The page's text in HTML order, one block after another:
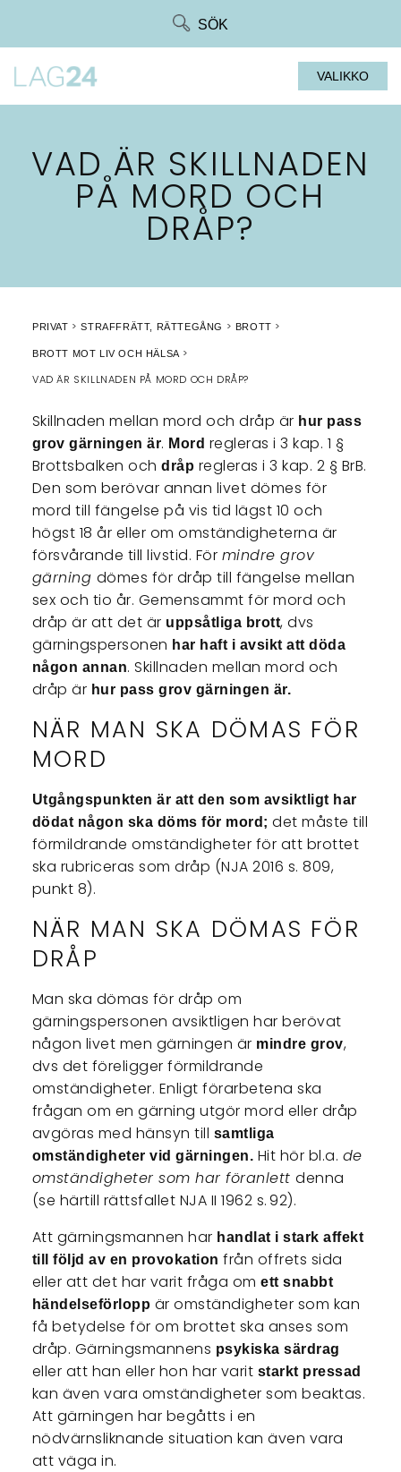
SÖK
VALIKKO
VAD ÄR SKILLNADEN
PÅ MORD OCH
DRÅP?
PRIVAT STRAFFRÄTT, RÄTTEGÅNG BROTT
BROTT MOT LIV OCH HÄLSA
VAD ÄR SKILLNADEN PÅ MORD OCH DRÅP?
Skillnaden mellan mord och dråp är hur pass
grov gärningen är. Mord regleras i 3 kap. 1 §
Brottsbalken ochdråp regleras i 3 kap. 2 § BrB.
Den som berövar annan livet dömes för
mord till fängelse på vis tid lägst 10 och
högst 18 år eller om omständigheterna är
försvårande till livstid. För mindre grov
gärning dömes för dråp till fängelse mellan
sex och tio år. Gemensammt för mord och
dråp är att det är uppsåtliga brott, dvs
gärningspersonen har haft i avsikt att döda
någon annan. Skillnaden mellan mord och
dråp är hur pass grov gärningen är.
NÄR MAN SKA DÖMAS FÖR
MORD
Utgångspunkten är att den som avsiktligt har
dödat någon ska döms för mord; det måste till
förmildrande omständigheter för att brottet
ska rubriceras som dråp (NJA 2016 s. 809,
punkt 8).
NÄR MAN SKA DÖMAS FÖR
DRÅP
Man ska dömas för dråp om
gärningspersonen avsiktligen har berövat
någon livet men gärningen är mindre grov,
dvs det föreligger förmildrande
omständigheter. Enligt förarbetena ska
frågan om en gärning utgör mord eller dråp
avgöras med hänsyn till samtliga
omständigheter vid gärningen. Hit hör bl.a. de
omständigheter som har föranlettdenna
(se härtill rättsfallet NJA II 1962 s. 92).
Att gärningsmannen har handlat i stark affekt
till följd av en provokation från offrets sida
eller att det har varit fråga omett snabbt
händelseförlopp är omständigheter som kan
få betydelse för om brottet ska anses som
dråp. Gärningsmannens psykiska särdrag
eller att han eller hon har varit starkt pressad
kan även vara omständigheter som beaktas.
Att gärningen har begåtts i en
nödvärnsliknande situation kan även vara
att väga in.